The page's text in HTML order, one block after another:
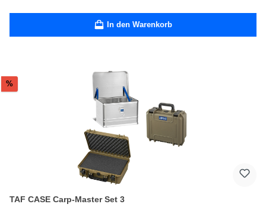
In den Warenkorb
%Rabatt
TAF CASE Carp-Master Set 3